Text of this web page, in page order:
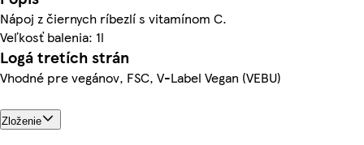
Nápoj z čiernych ríbezlí s vitamínom C.
Veľkosť balenia: 1l
Logá tretích strán
Vhodné pre vegánov, FSC, V-Label Vegan (VEBU)
Zloženie